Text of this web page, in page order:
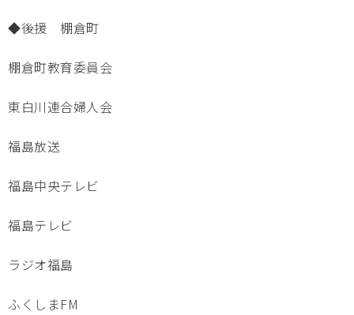
◆後援 棚倉町
棚倉町教育委員会
東白川連合婦人会
福島放送
福島中央テレビ
福島テレビ
ラジオ福島
ふくしまFM